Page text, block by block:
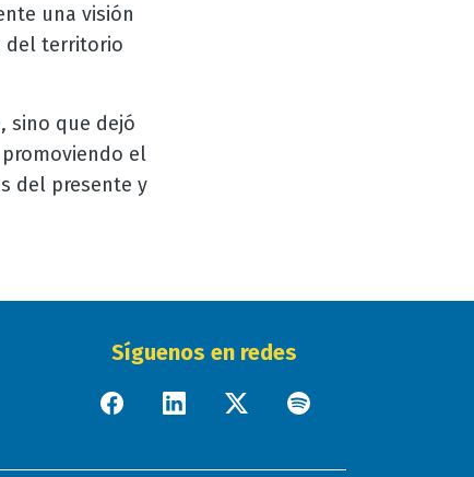
una visión
del territorio
sino que dejó
el
del presente y
Síguenos en redes